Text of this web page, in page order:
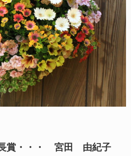
長賞・・・ 宮田 由紀子